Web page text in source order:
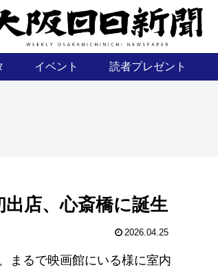
イベント 読者プレゼント
店、心斎橋に誕生
2026.04.25
まるで映画館にいる様に室内